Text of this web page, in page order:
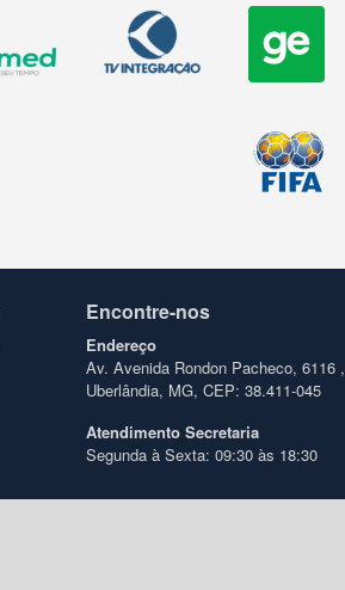
Encontre-nos
Endereço
Av. Avenida Rondon Pacheco, 6116 ,
Uberlândia, MG, CEP: 38.411-045
Atendimento Secretaria
Segunda à Sexta: 09:30 às 18:30